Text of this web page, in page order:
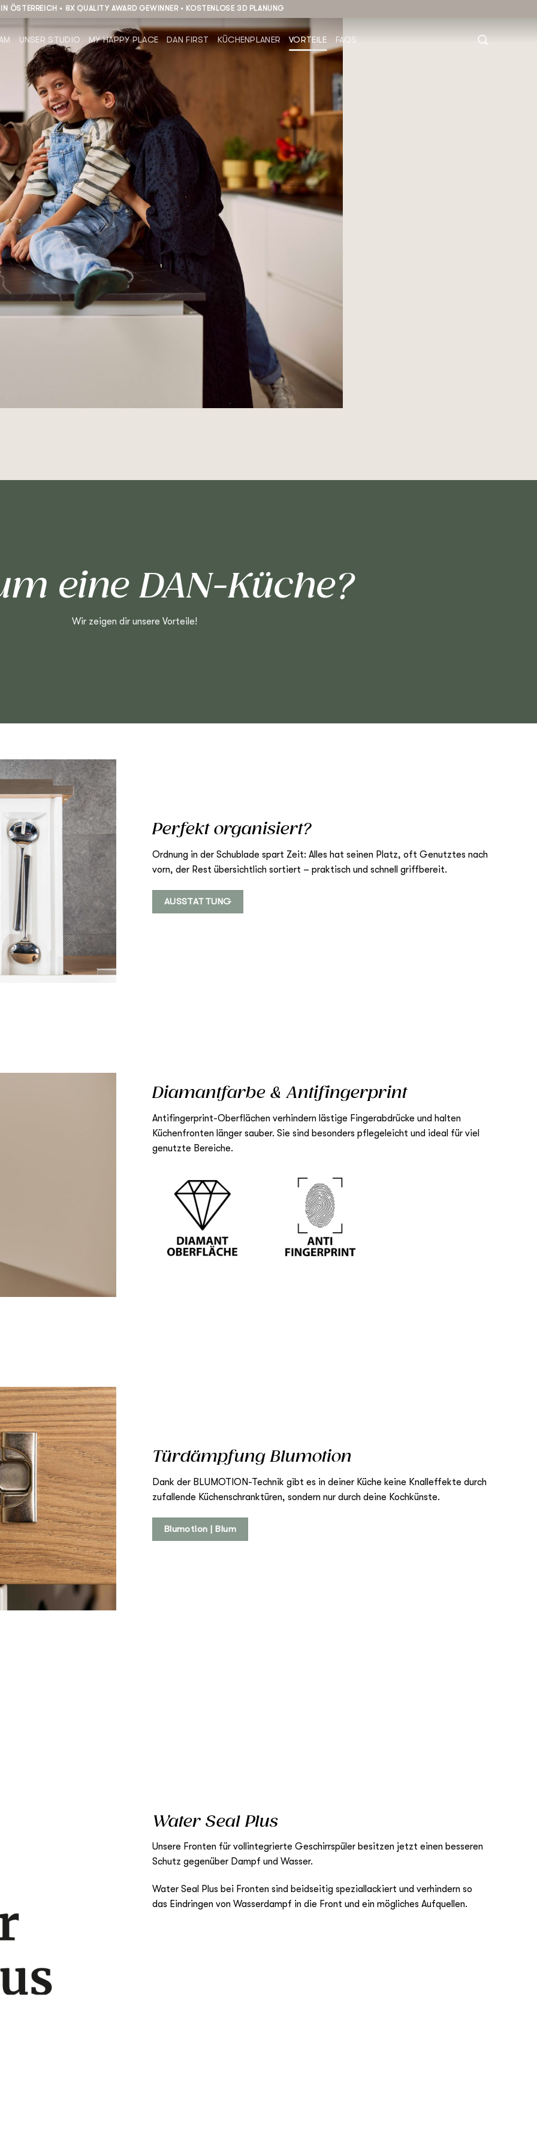
IN ÖSTERREICH • 8X QUALITY AWARD GEWINNER • KOSTENLOSE 3D PLANUNG
UNSER STUDIO MY HAPPY PLACE DAN FIRST KÜCHENPLANER VORTEILE FAQS
eine DAN-Küche?
Wir zeigen dir unsere Vorteile!
Perfekt organisiert?
Ordnung in der Schublade spart Zeit: Alles hat seinen Platz, oft Genutztes nach
vorn, der Rest übersichtlich sortiert – praktisch und schnell griffbereit.
AUSSTATTUNG
Diamantfarbe & Antifingerprint
Antifingerprint-Oberflächen verhindern lästige Fingerabdrücke und halten
Küchenfronten länger sauber. Sie sind besonders pflegeleicht und ideal für viel
genutzte Bereiche.
TürdämpfungBlumotion
Dank der BLUMOTION-Technik gibt es in deiner Küche keine Knalleffekte durch
zufallende Küchenschranktüren, sondern nur durch deine Kochkünste.
Blumotion | Blum
Water Seal Plus
Unsere Fronten für vollintegrierte Geschirrspüler besitzen jetzt einen besseren
Schutz gegenüber Dampf und Wasser.
Water Seal Plus bei Fronten sind beidseitig speziallackiert und verhindern so
das Eindringen von Wasserdampf in die Front und ein mögliches Aufquellen.